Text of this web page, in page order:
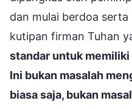
dan mulai berdoa
kutipan firman Tuhan
standar untuk memiliki
Ini bukan masalah
biasa saja, bukan